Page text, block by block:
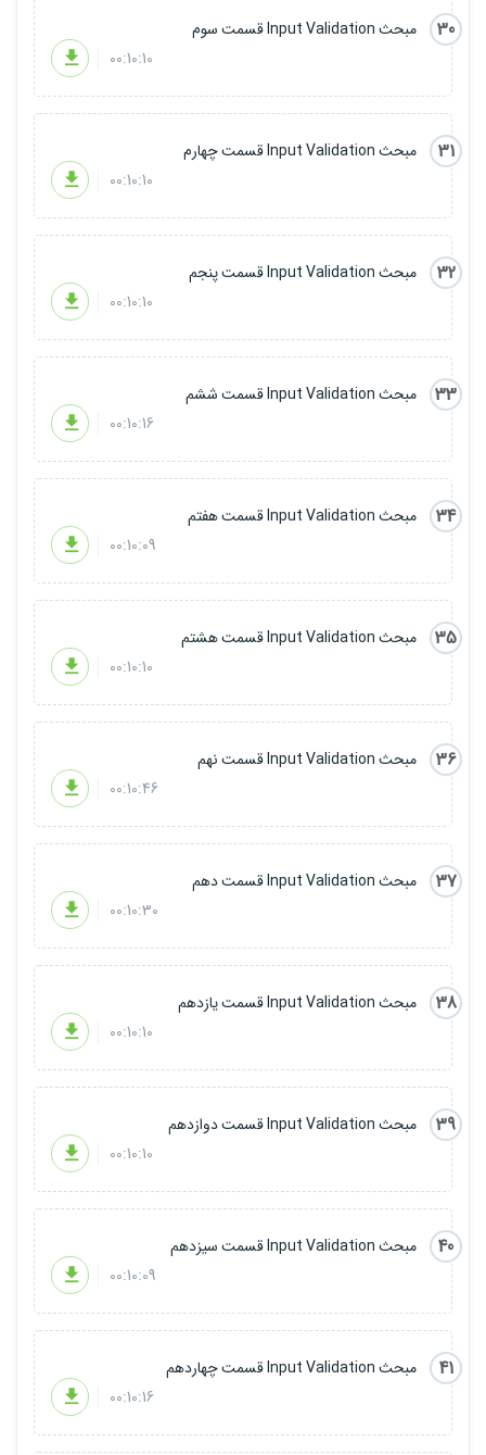
30
مبحث Input Validation قسمت سوم
00:10:10
31
مبحث Input Validation قسمت چهارم
00:10:10
32
مبحث Input Validation قسمت پنجم
00:10:10
33
مبحث Input Validation قسمت ششم
00:10:16
34
مبحث Input Validation قسمت هفتم
00:10:09
35
مبحث Input Validation قسمت هشتم
00:10:10
36
مبحث Input Validation قسمت نهم
00:10:46
37
مبحث Input Validation قسمت دهم
00:10:30
38
مبحث Input Validation قسمت یازدهم
00:10:10
39
مبحث Input Validation قسمت دوازدهم
00:10:10
40
مبحث Input Validation قسمت سیزدهم
00:10:09
41
مبحث Input Validation قسمت چهاردهم
00:10:16